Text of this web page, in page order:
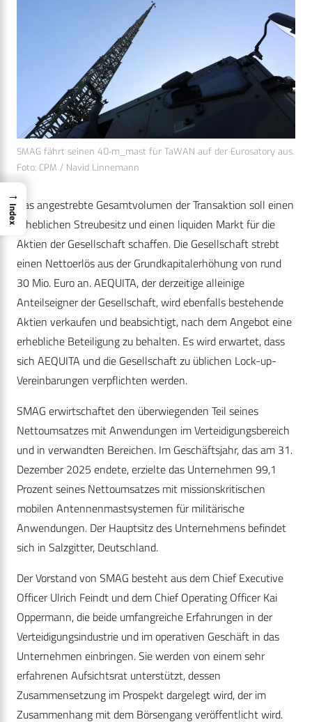
SMAG fährt seinen 40-m_mast für TaWAN auf der Eurosatory aus.
Foto: CPM / Navid Linnemann
Das angestrebte Gesamtvolumen der Transaktion soll einen
erheblichen Streubesitz und einen liquiden Markt für die
Aktien der Gesellschaft schaffen. Die Gesellschaft strebt
einen Nettoerlös aus der Grundkapitalerhöhung von rund
30 Mio. Euro an. AEQUITA, der derzeitige alleinige
Anteilseigner der Gesellschaft, wird ebenfalls bestehende
Aktien verkaufen und beabsichtigt, nach dem Angebot eine
erhebliche Beteiligung zu behalten. Es wird erwartet, dass
sich AEQUITA und die Gesellschaft zu üblichen Lock-up-
Vereinbarungen verpflichten werden.
SMAG erwirtschaftet den überwiegenden Teil seines
Nettoumsatzes mit Anwendungen im Verteidigungsbereich
und in verwandten Bereichen. Im Geschäftsjahr, das am 31.
Dezember 2025 endete, erzielte das Unternehmen 99,1
Prozent seines Nettoumsatzes mit missionskritischen
mobilen Antennenmastsystemen für militärische
Anwendungen. Der Hauptsitz des Unternehmens befindet
sich in Salzgitter, Deutschland.
Der Vorstand von SMAG besteht aus dem Chief Executive
Officer Ulrich Feindt und dem Chief Operating Officer Kai
Oppermann, die beide umfangreiche Erfahrungen in der
Verteidigungsindustrie und im operativen Geschäft in das
Unternehmen einbringen. Sie werden von einem sehr
erfahrenen Aufsichtsrat unterstützt, dessen
Zusammensetzung im Prospekt dargelegt wird, der im
Zusammenhang mit dem Börsengang veröffentlicht wird.
→
Index